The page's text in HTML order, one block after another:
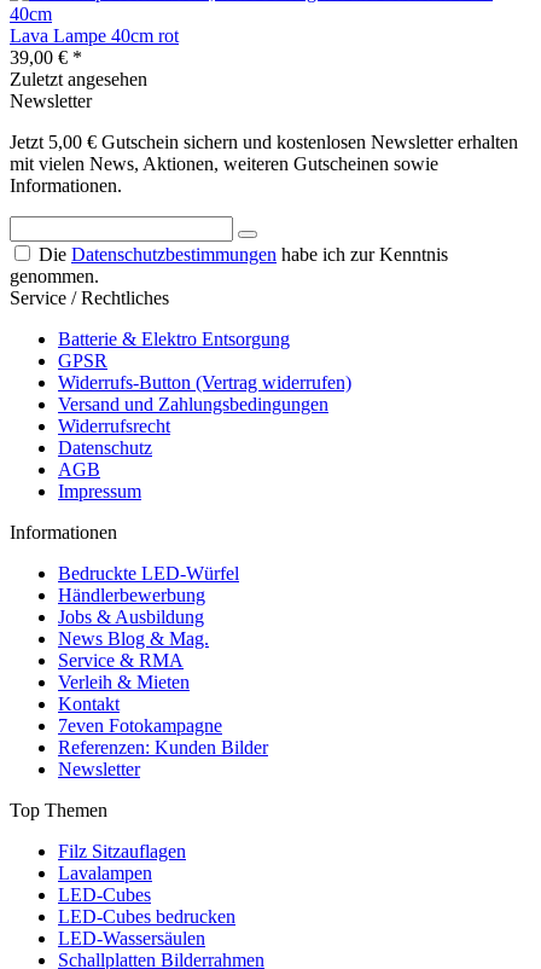
Lava Lampe 40cm rot
39,00 € *
Zuletzt angesehen
Newsletter
Jetzt 5,00 € Gutschein sichern und kostenlosen Newsletter erhalten
mit vielen News, Aktionen, weiteren Gutscheinen sowie
Informationen.
Die Datenschutzbestimmungen habe ich zur Kenntnis
genommen.
Service / Rechtliches
Batterie & Elektro Entsorgung
GPSR
Widerrufs-Button (Vertrag widerrufen)
Versand und Zahlungsbedingungen
Widerrufsrecht
Datenschutz
AGB
Impressum
Informationen
Bedruckte LED-Würfel
Händlerbewerbung
Jobs & Ausbildung
News Blog & Mag.
Service & RMA
Verleih & Mieten
Kontakt
7even Fotokampagne
Referenzen: Kunden Bilder
Newsletter
Top Themen
Filz Sitzauflagen
Lavalampen
LED-Cubes
LED-Cubes bedrucken
LED-Wassersäulen
Schallplatten Bilderrahmen